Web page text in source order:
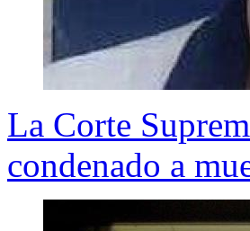
La Corte
condenado a